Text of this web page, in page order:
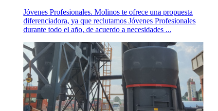
Jóvenes Profesionales. Molinos te ofrece una propuesta
diferenciadora, ya que reclutamos Jóvenes Profesionales
durante todo el año, de acuerdo a necesidades ...